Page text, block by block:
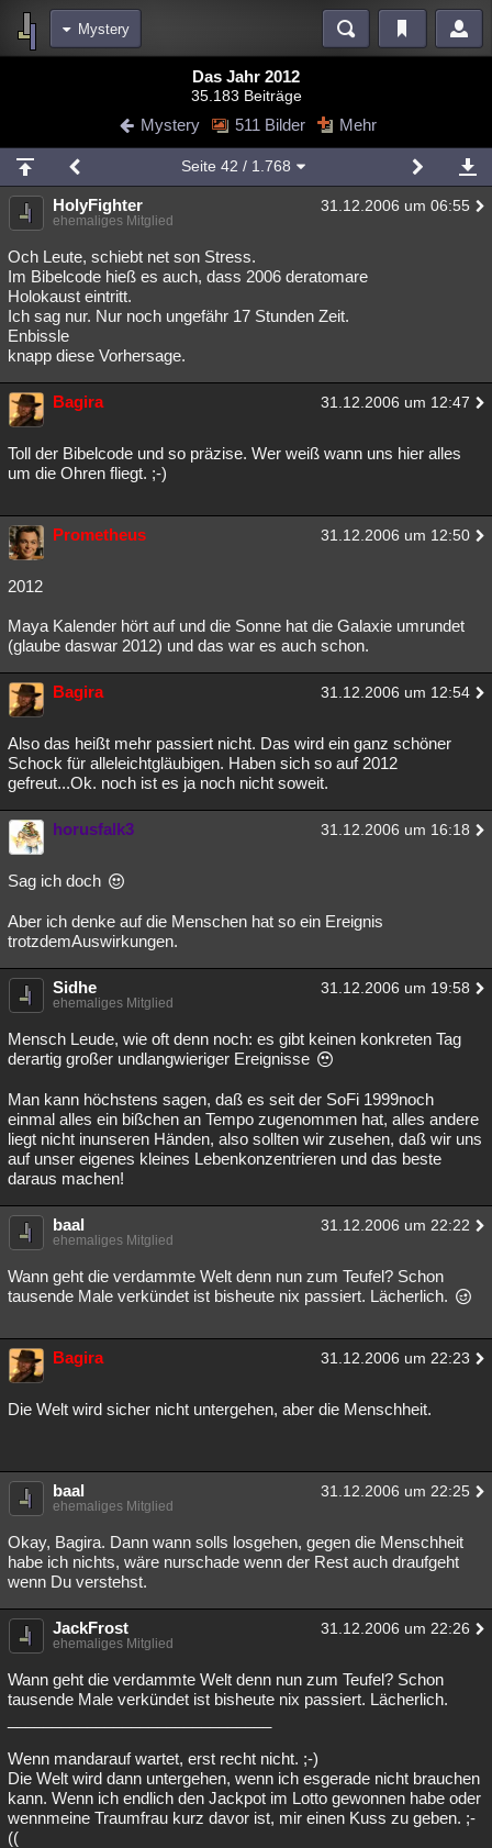
Mystery
Diskussionen Blogs Videos
Chat Wiki Neuigkeiten
meine Rubriken
Menschen Wissenschaft Mystery Kriminalfälle
Spiritualität Verschwörungen
Natur Umfragen
weitere Rubriken
Philosophie Träume
Astronomie Gaming Filme
Musik Clash Verbesserungen Allmystery English
Übersichten
Besucht Teilgenommen Alle Neue Geschlossen
Lesenswert
Das Jahr 2012
35.183 Beiträge
Mystery 511 Bilder Mehr
Seite 42 / 1.768
HolyFighter 31.12.2006 um 06:55
ehemaliges Mitglied
Och Leute, schiebt net son Stress.
Im Bibelcode hieß es auch, dass 2006 deratomare
Holokaust eintritt.
Ich sag nur. Nur noch ungefähr 17 Stunden Zeit.
Enbissle
knapp diese Vorhersage.
Bagira 31.12.2006 um 12:47
Toll der Bibelcode und so präzise. Wer weiß wann uns hier alles
um die Ohren fliegt. ;-)
Prometheus 31.12.2006 um 12:50
2012
Maya Kalender hört auf und die Sonne hat die Galaxie umrundet
(glaube daswar 2012) und das war es auch schon.
Bagira 31.12.2006 um 12:54
Also das heißt mehr passiert nicht. Das wird ein ganz schöner
Schock für alleleichtgläubigen. Haben sich so auf 2012
gefreut...Ok. noch ist es ja noch nicht soweit.
horusfalk3 31.12.2006 um 16:18
Sag ich doch
Aber ich denke auf die Menschen hat so ein Ereignis
trotzdemAuswirkungen.
Sidhe 31.12.2006 um 19:58
ehemaliges Mitglied
Mensch Leude, wie oft denn noch: es gibt keinen konkreten Tag
derartig großer undlangwieriger Ereignisse
Man kann höchstens sagen, daß es seit der SoFi 1999noch
einmal alles ein bißchen an Tempo zugenommen hat, alles andere
liegt nicht inunseren Händen, also sollten wir zusehen, daß wir uns
auf unser eigenes kleines Lebenkonzentrieren und das beste
daraus machen!
baal 31.12.2006 um 22:22
ehemaliges Mitglied
Wann geht die verdammte Welt denn nun zum Teufel? Schon
tausende Male verkündet ist bisheute nix passiert. Lächerlich.
Bagira 31.12.2006 um 22:23
Die Welt wird sicher nicht untergehen, aber die Menschheit.
baal 31.12.2006 um 22:25
ehemaliges Mitglied
Okay, Bagira. Dann wann solls losgehen, gegen die Menschheit
habe ich nichts, wäre nurschade wenn der Rest auch draufgeht
wenn Du verstehst.
JackFrost 31.12.2006 um 22:26
ehemaliges Mitglied
Wann geht die verdammte Welt denn nun zum Teufel? Schon
tausende Male verkündet ist bisheute nix passiert. Lächerlich.
Wenn mandarauf wartet, erst recht nicht. ;-)
Die Welt wird dann untergehen, wenn ich esgerade nicht brauchen
kann. Wenn ich endlich den Jackpot im Lotto gewonnen habe oder
wennmeine Traumfrau kurz davor ist, mir einen Kuss zu geben. ;-
((